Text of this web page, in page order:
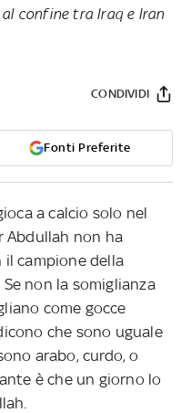
confine tra Iraq e Iran
Fonti Preferite
CONDIVIDI
a calcio solo nel
Abdullah non ha
il campione della
. Se non la somiglianza
come gocce
che sono uguale
arabo, curdo, o
è che un giorno lo